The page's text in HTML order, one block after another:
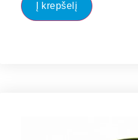
Į krepšelį